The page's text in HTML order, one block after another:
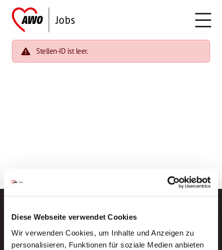
Diese Webseite verwendet Cookies
Wir verwenden Cookies, um Inhalte und Anzeigen zu
personalisieren, Funktionen für soziale Medien anbieten
Stellen-ID ist leer.
Neue Stellen per E-Mail.